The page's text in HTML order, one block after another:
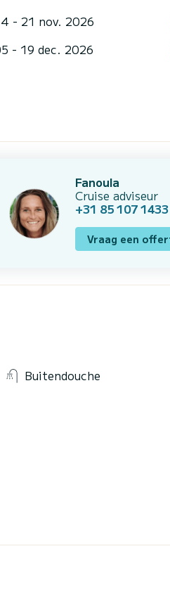
- 21 nov. 2026
- 19 dec. 2026
Fanoula
Cruise adviseur
+31 85 107 1433
Vraag een
Buitendouche